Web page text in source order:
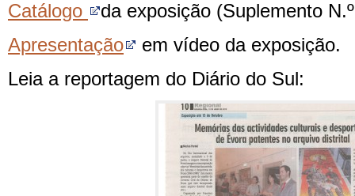
Catálogo
da exposição (Suplemento
Apresentação
em vídeo da exposição.
Leia a reportagem do Diário do Sul: